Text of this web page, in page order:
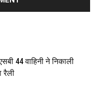
44 वाहिनी ने निकाली
रैली